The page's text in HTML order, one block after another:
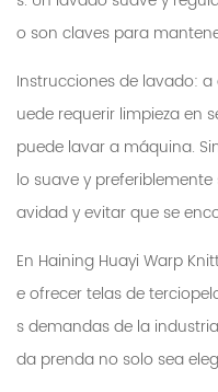
o son claves para
Instrucciones de lavado:
uede requerir limpieza en
puede lavar a máquina.
lo suave y
avidad y evitar que se
En Haining Huayi Warp
e ofrecer telas de
s demandas de la
da prenda no solo sea